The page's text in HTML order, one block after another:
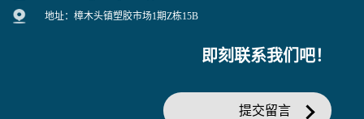
地址：樟木头镇塑胶市场1期Z栋15B
即刻联系我们吧！
提交留言